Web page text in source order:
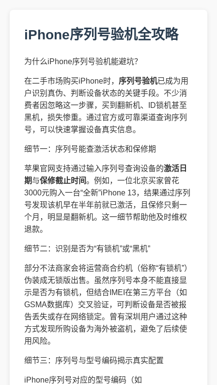
iPhone序列号验机全攻略
为什么iPhone序列号验机能避坑？
在二手市场购买iPhone时， 序列号验机已成为用
户识别真伪、判断设备状态的关键手段。不少消
费者因忽略这一步骤，买到翻新机、ID锁机甚至
黑机，损失惨重。通过官方或可靠渠道查询序列
号，可以快速掌握设备真实信息。
细节一：序列号能查激活状态和保修期
苹果官网支持通过输入序列号查询设备的激活日
期与保修截止时间。例如，一位北京买家曾花
3000元购入一台“全新”iPhone 13，结果通过序列
号发现该机早在半年前就已激活，且保修只剩一
个月，明显是翻新机。这一细节帮助他及时维权
退款。
细节二：识别是否为“有锁机”或“黑机”
部分不法商家会将运营商合约机（俗称“有锁机”）
伪装成无锁版出售。虽然序列号本身不能直接显
示是否为有锁机，但结合IMEI在第三方平台（如
GSMA数据库）交叉验证，可判断设备是否被报
告丢失或存在网络锁定。曾有深圳用户通过这种
方式发现所购设备为海外被盗机，避免了后续使
用风险。
细节三：序列号与型号编码揭示真实配置
iPhone序列号对应的型号编码（如